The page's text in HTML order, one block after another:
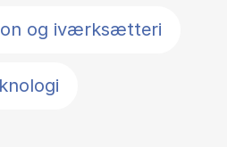
og iværksætteri